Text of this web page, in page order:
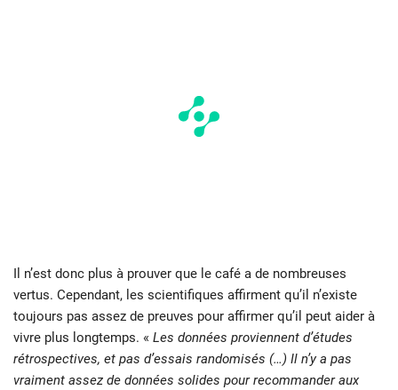
Il n’est donc plus à prouver que le café a de nombreuses
vertus. Cependant, les scientifiques affirment qu’il n’existe
toujours pas assez de preuves pour affirmer qu’il peut aider à
vivre plus longtemps. « Les données proviennent d’études
rétrospectives, et pas d’essais randomisés (…) Il n’y a pas
vraiment assez de données solides pour recommander aux